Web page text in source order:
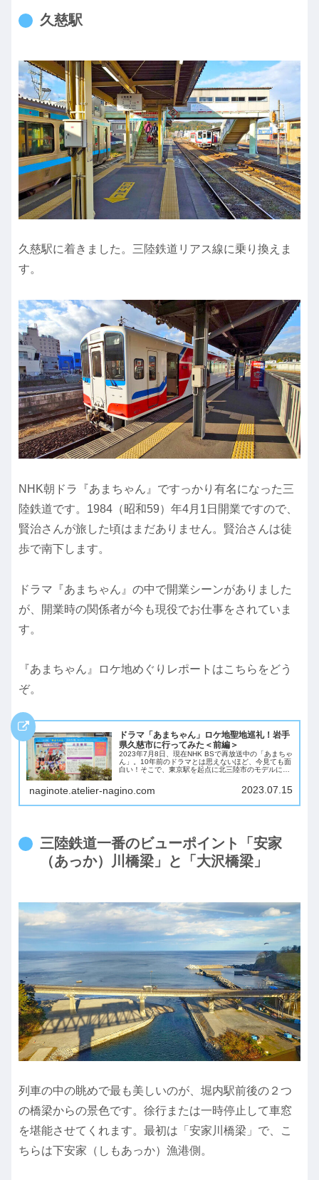
久慈駅
久慈駅に着きました。三陸鉄道リアス線に乗り換えま
す。
NHK朝ドラ『あまちゃん』ですっかり有名になった三
陸鉄道です。1984（昭和59）年4月1日開業ですので、
賢治さんが旅した頃はまだありません。賢治さんは徒
歩で南下します。
ドラマ『あまちゃん』の中で開業シーンがありました
が、開業時の関係者が今も現役でお仕事をされていま
す。
『あまちゃん』ロケ地めぐりレポートはこちらをどう
ぞ。
ドラマ「あまちゃん」ロケ地聖地巡礼！岩手
県久慈市に行ってみた＜前編＞
2023年7月8日、現在NHK BSで再放送中の「あまちゃ
ん」。10年前のドラマとは思えないほど、今見ても面
白い！そこで、東京駅を起点に北三陸市のモデルにな
みました♪北三陸こと久慈（くじ）って...
naginote.atelier-nagino.com 2023.07.15
三陸鉄道一番のビューポイント「安家
（あっか）川橋梁」と「大沢橋梁」
列車の中の眺めで最も美しいのが、堀内駅前後の２つ
の橋梁からの景色です。徐行または一時停止して車窓
を堪能させてくれます。最初は「安家川橋梁」で、こ
ちらは下安家（しもあっか）漁港側。